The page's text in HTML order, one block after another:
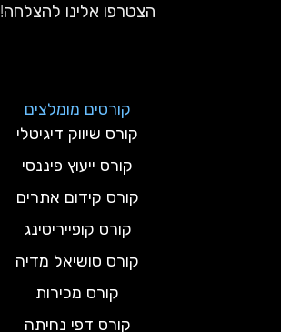
הצטרפו אלינו להצלחה!
קורסים מומלצים
קורס שיווק דיגיטלי
קורס ייעוץ פיננסי
קורס קידום אתרים
קורס קופייריטינג
קורס סושיאל מדיה
קורס מכירות
קורס דפי נחיתה